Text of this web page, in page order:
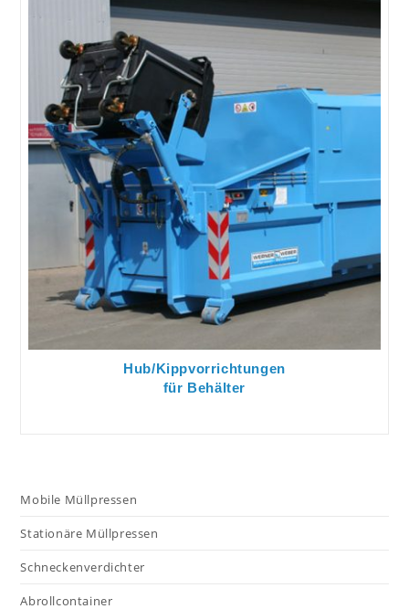
Hub/Kippvorrichtungen
für Behälter
Mobile Müllpressen
Stationäre Müllpressen
Schneckenverdichter
Abrollcontainer